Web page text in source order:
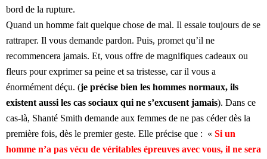
bord de la rupture.
Quand un homme fait quelque chose de mal. Il essaie toujours de se
rattraper. Il vous demande pardon. Puis, promet qu’il ne
recommencera jamais. Et, vous offre de magnifiques cadeaux ou
fleurs pour exprimer sa peine et sa tristesse, car il vous a
énormément déçu. (je précise bien les hommes normaux, ils
existent aussi les cas sociaux qui ne s’excusent jamais). Dans ce
cas-là, Shanté Smith demande aux femmes de ne pas céder dès la
première fois, dès le premier geste. Elle précise que : « Si un
homme n’a pas vécu de véritables épreuves avec vous, il ne sera